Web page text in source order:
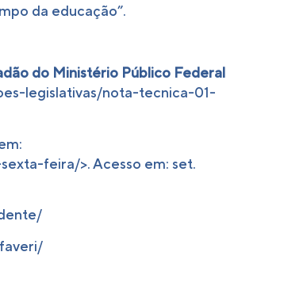
da educação”.
do Ministério Público Federal
legislativas/nota-tecnica-01-
feira/>. Acesso em: set.